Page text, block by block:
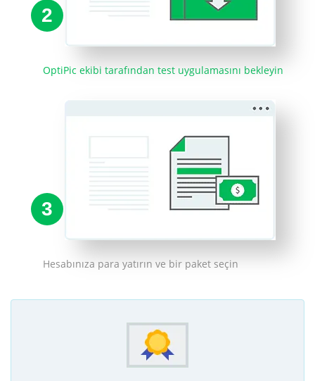
2
OptiPic ekibi tarafından test uygulamasını bekleyin
3
Hesabınıza para yatırın ve bir paket seçin